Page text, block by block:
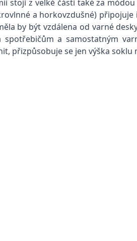
stojí z velké části také za
a horkovzdušné)
by být vzdálena od varné
spotřebičům a samostatným
přizpůsobuje se jen výška soklu